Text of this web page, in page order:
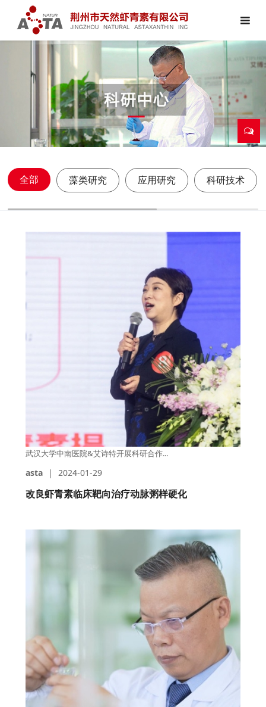
全部 藻类研究 应用研究 科研技术
武汉大学中南医院&艾诗特开展科研合作...
asta | 2024-01-29
改良虾青素临床靶向治疗动脉粥样硬化